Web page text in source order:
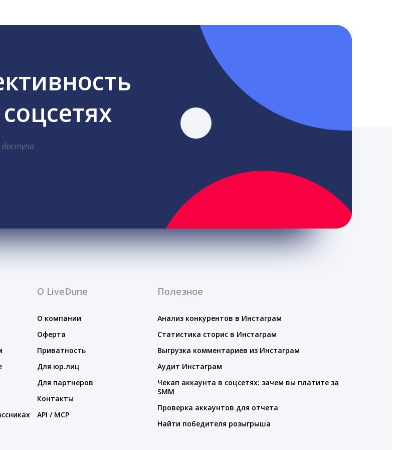
О LiveDune
О компании
Оферта
Приватность
Для юр.лиц
Для партнеров
Контакты
API / MCP
Полезное
Анализ конкурентов в Инстаграм
Статистика сторис в Инстаграм
Выгрузка комментариев из Инстаграм
Аудит Инстаграм
Чекап аккаунта в соцсетях: зачем вы платите за
SMM
Проверка аккаунтов для отчета
Найти победителя розыгрыша